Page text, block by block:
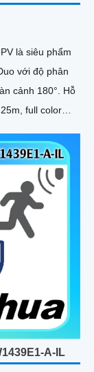
là siêu phẩm
với độ phân
180°. Hỗ
full color
IP67 chống bụi
A-IL